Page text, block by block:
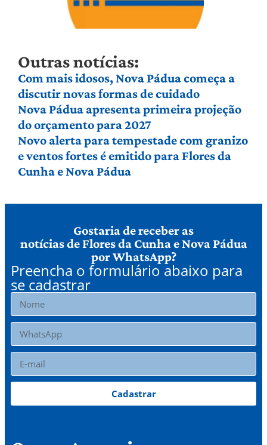
Outras notícias:
Com mais idosos, Nova Pádua começa a
discutir novas formas de cuidado
Nova Pádua apresenta primeira projeção
do orçamento para 2027
Novo alerta para tempestade com granizo
e ventos fortes é emitido para Flores da
Cunha e Nova Pádua
Gostaria de receber as
notícias de Flores da Cunha e Nova Pádua
por WhatsApp?
Preencha o formulário abaixo para
se cadastrar
Cadastrar